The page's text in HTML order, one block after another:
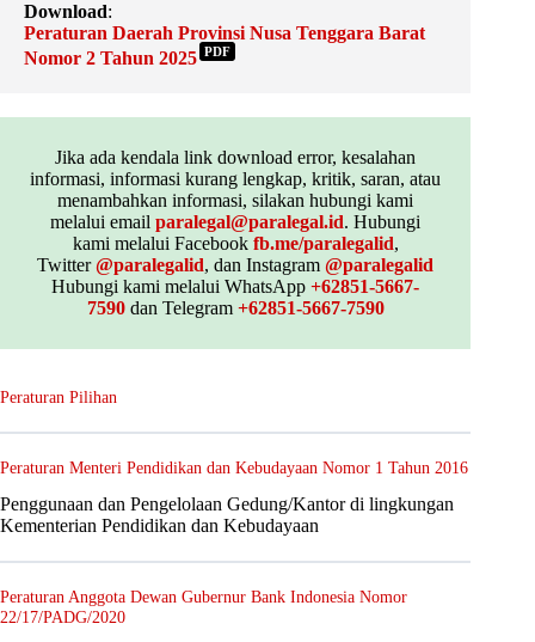
Download:
Peraturan Daerah Provinsi Nusa Tenggara Barat
Nomor 2 Tahun 2025 PDF
Jika ada kendala link download error, kesalahan
informasi, informasi kurang lengkap, kritik, saran, atau
menambahkan informasi, silakan hubungi kami
melalui emailparalegal@paralegal.id. Hubungi
kami melalui Facebook fb.me/paralegalid,
Twitter@paralegalid, dan Instagram@paralegalid
Hubungi kami melalui WhatsApp+62851-5667-
7590dan Telegram +62851-5667-7590
Peraturan Pilihan
Peraturan Menteri Pendidikan dan Kebudayaan Nomor 1 Tahun 2016
Penggunaan dan Pengelolaan Gedung/Kantor di lingkungan
Kementerian Pendidikan dan Kebudayaan
Peraturan Anggota Dewan Gubernur Bank Indonesia Nomor
22/17/PADG/2020